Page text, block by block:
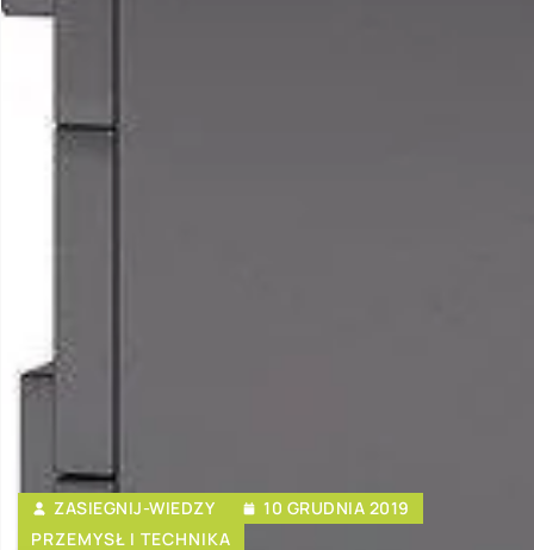
ZASIEGNIJ-WIEDZY
10 GRUDNIA 2019
PRZEMYSŁ I TECHNIKA